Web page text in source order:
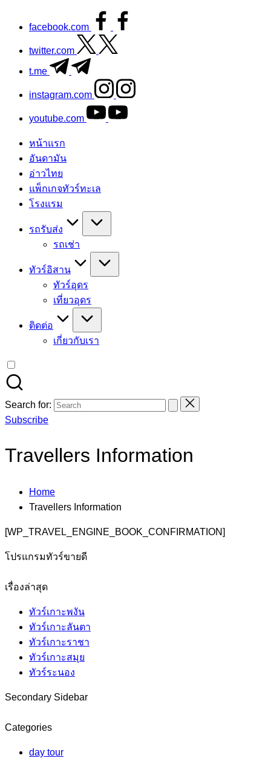
facebook.com
twitter.com
t.me
instagram.com
youtube.com
หน้าแรก
อันดามัน
อ่าวไทย
แพ็กเกจทัวร์ทะเล
โรงแรม
รถรับส่ง
รถเช่า
ทัวร์อิสาน
ทัวร์อุดร
เที่ยวอุดร
ติดต่อ
เกี่ยวกับเรา
Search for:
Subscribe
Travellers Information
Home
Travellers Information
[WP_TRAVEL_ENGINE_BOOK_CONFIRMATION]
โปรแกรมทัวร์ขายดี
เรื่องล่าสุด
ทัวร์เกาะพงัน
ทัวร์เกาะลันตา
ทัวร์เกาะราชา
ทัวร์เกาะสมุย
ทัวร์ระนอง
Secondary Sidebar
Categories
day tour